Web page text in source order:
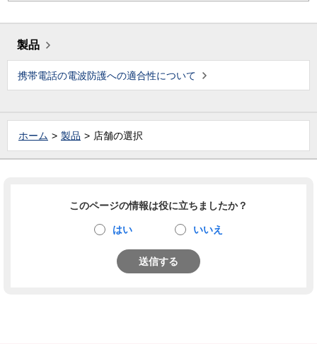
製品
携帯電話の電波防護への適合性について
ホーム 製品 店舗の選択
このページの情報は役に立ちましたか？
はい いいえ
送信する